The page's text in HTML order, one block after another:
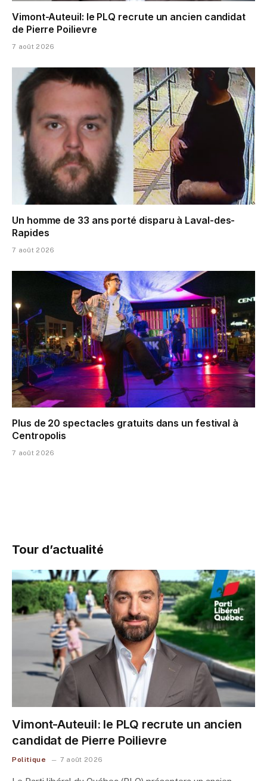
Vimont-Auteuil: le PLQ recrute un ancien candidat
de Pierre Poilievre
7 août 2026
Un homme de 33 ans porté disparu à Laval-des-
Rapides
7 août 2026
Plus de 20 spectacles gratuits dans un festival à
Centropolis
7 août 2026
Tour d’actualité
Vimont-Auteuil: le PLQ recrute un ancien
candidat de Pierre Poilievre
Politique 7 août 2026